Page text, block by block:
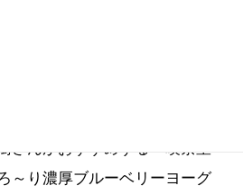
さんがおすすめする「喫茶室
～り濃厚ブルーベリーヨーグ